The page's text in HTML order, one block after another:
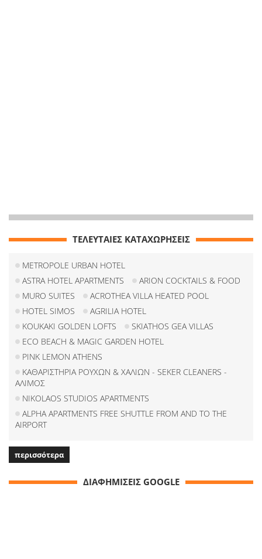
ΤΕΛΕΥΤΑΙΕΣ ΚΑΤΑΧΩΡΗΣΕΙΣ
METROPOLE URBAN HOTEL
ASTRA HOTEL APARTMENTS
ARION COCKTAILS & FOOD
MURO SUITES
ACROTHEA VILLA HEATED POOL
HOTEL SIMOS
AGRILIA HOTEL
KOUKAKI GOLDEN LOFTS
SKIATHOS GEA VILLAS
ECO BEACH & MAGIC GARDEN HOTEL
PINK LEMON ATHENS
ΚΑΘΑΡΙΣΤΗΡΙΑ ΡΟΥΧΩΝ & ΧΑΛΙΩΝ - SEKER CLEANERS -
ΑΛΙΜΟΣ
NIKOLAOS STUDIOS APARTMENTS
ALPHA APARTMENTS FREE SHUTTLE FROM AND TO THE
AIRPORT
περισσότερα
ΔΙΑΦΗΜΙΣΕΙΣ GOOGLE